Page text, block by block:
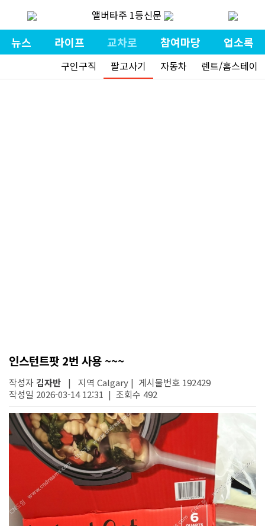
앨버타주 1등신문
뉴스 라이프 교차로 참여마당 업소록
구인구직 팔고사기 자동차 렌트/홈스테이
인스턴트팟 2번 사용 ~~~
작성자김자반 | 지역 Calgary | 게시물번호 192429
작성일 2026-03-14 12:31 | 조회수 492